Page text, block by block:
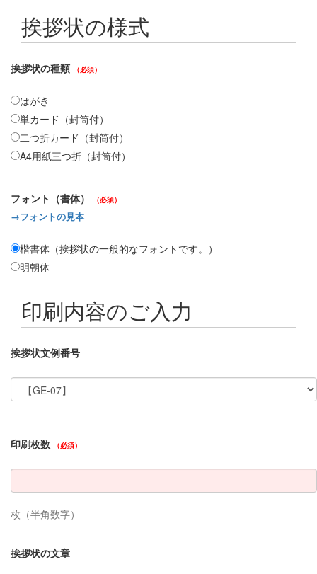
挨拶状の様式
挨拶状の種類 （必須）
はがき
単カード（封筒付）
二つ折カード（封筒付）
A4用紙三つ折（封筒付）
フォント（書体） （必須）
→フォントの見本
楷書体（挨拶状の一般的なフォントです。）
明朝体
印刷内容のご入力
挨拶状文例番号
印刷枚数 （必須）
枚（半角数字）
挨拶状の文章